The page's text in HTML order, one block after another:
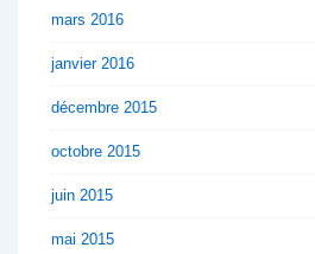
mars 2016
janvier 2016
décembre 2015
octobre 2015
juin 2015
mai 2015